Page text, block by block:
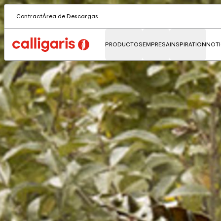
ContractÁrea de Descargas
PRODUCTOSEMPRESAINSPIRATION